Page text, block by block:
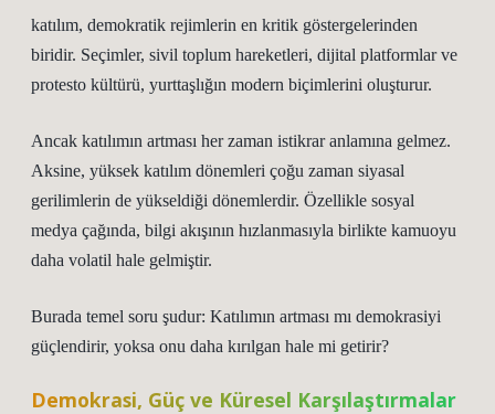
katılım, demokratik rejimlerin en kritik göstergelerinden
biridir. Seçimler, sivil toplum hareketleri, dijital platformlar ve
protesto kültürü, yurttaşlığın modern biçimlerini oluşturur.
Ancak katılımın artması her zaman istikrar anlamına gelmez.
Aksine, yüksek katılım dönemleri çoğu zaman siyasal
gerilimlerin de yükseldiği dönemlerdir. Özellikle sosyal
medya çağında, bilgi akışının hızlanmasıyla birlikte kamuoyu
daha volatil hale gelmiştir.
Burada temel soru şudur: Katılımın artması mı demokrasiyi
güçlendirir, yoksa onu daha kırılgan hale mi getirir?
Demokrasi, Güç ve Küresel Karşılaştırmalar